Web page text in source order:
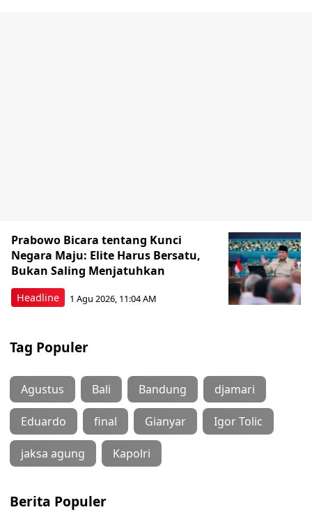
Headline
Prabowo Bicara tentang Kunci
Negara Maju: Elite Harus Bersatu,
Bukan Saling Menjatuhkan
1 Agu 2026, 11:04 AM
Tag Populer
Agustus Bali Bandung djamari
Eduardo final Gianyar Igor Tolic
jaksa agung Kapolri
Berita Populer